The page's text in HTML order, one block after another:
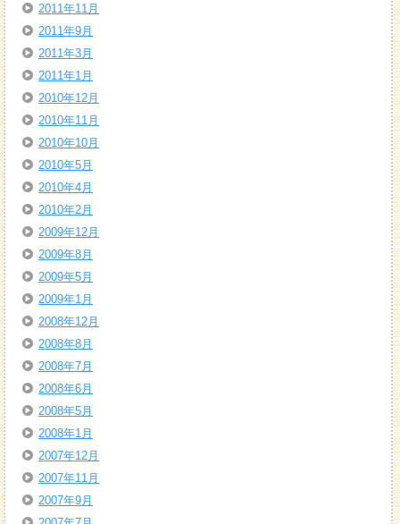
2011年11月
2011年9月
2011年3月
2011年1月
2010年12月
2010年11月
2010年10月
2010年5月
2010年4月
2010年2月
2009年12月
2009年8月
2009年5月
2009年1月
2008年12月
2008年8月
2008年7月
2008年6月
2008年5月
2008年1月
2007年12月
2007年11月
2007年9月